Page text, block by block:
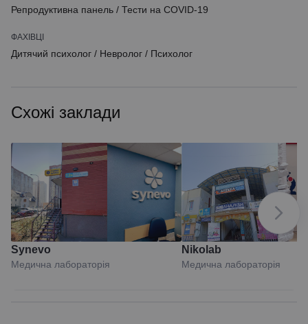
Репродуктивна панель / Тести на COVID-19
ФАХІВЦІ
Дитячий психолог / Невролог / Психолог
Схожі заклади
Synevo
Медична лабораторія
Nikolab
Медична лабораторія